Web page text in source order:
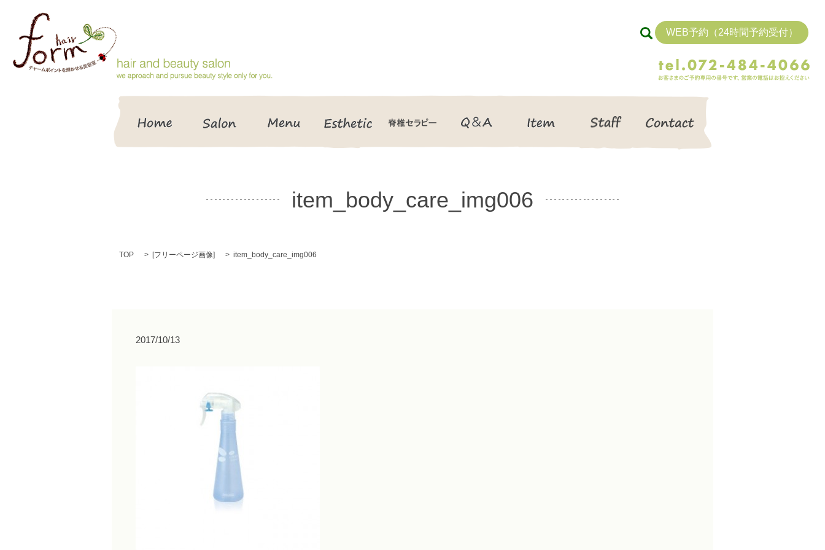
HOME Salon Menu Esthetic 脊椎セラピー Q＆A Staff
WEB予約（24時間予約受付）
search
item_body_care_img006
TOP [フリーページ画像] item_body_care_img006
2017/10/13